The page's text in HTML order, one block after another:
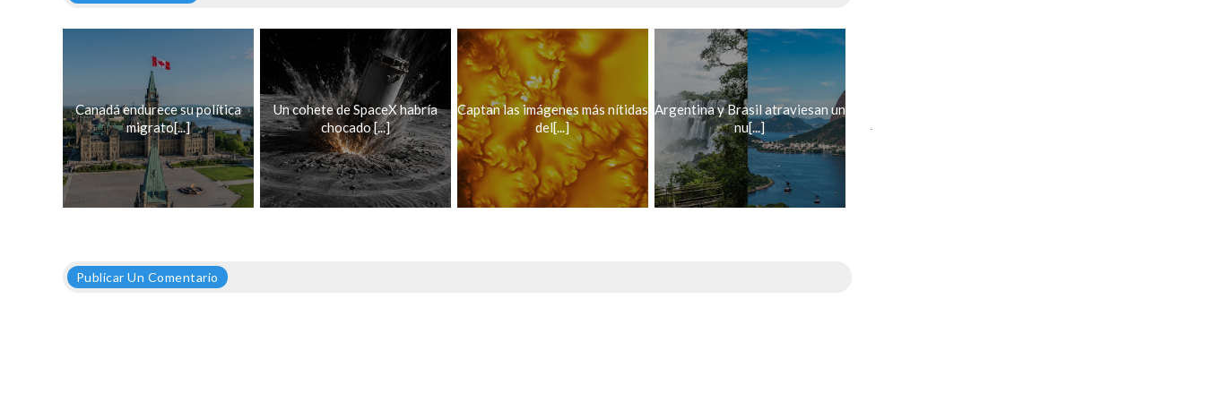
Canadá endurece su política
migrato[...]
Un cohete de SpaceX habría
chocado [...]
Captan las imágenes más nítidas
del[...]
Argentina y Brasil atraviesan un
nu[...]
Publicar Un Comentario
.